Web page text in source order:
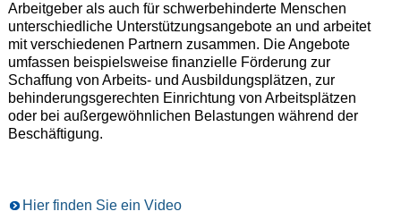
Arbeitgeber als auch für schwerbehinderte Menschen
unterschiedliche Unterstützungsangebote an und arbeitet
mit verschiedenen Partnern zusammen. Die Angebote
umfassen beispielsweise finanzielle Förderung zur
Schaffung von Arbeits- und Ausbildungsplätzen, zur
behinderungsgerechten Einrichtung von Arbeitsplätzen
oder bei außergewöhnlichen Belastungen während der
Beschäftigung.
Hier finden Sie ein Video